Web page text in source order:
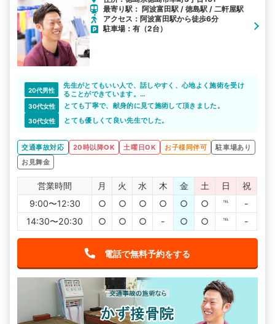
最寄り駅： 阿波富田駅 / 徳島駅 / 二軒屋駅
アクセス：阿波富田駅から徒歩6分
駐車場：有（2台）
20代男性
先生がとてもいい人で、話しやすく、心地よく施術を受け
ることができています。
院内も綺麗で清潔感が保たれていて、通っていて気持ちい
い整骨院です。
30代女性 とても丁寧で、献身的に見て施術して頂きました。
30代女性 とても優しくて良い先生でした。
交通事故対応 20時以降OK 土曜日OK お子様同伴可
駐車場あり
お見舞金
営業時間 月 火 水 木 金 土 日
祝
9:00〜12:30
○ ○ ○ ○ ○ ○ ℡
-
14:30〜20:30
○ ○ ○ - ○ ○ ℡ -
電話で無料予約をする